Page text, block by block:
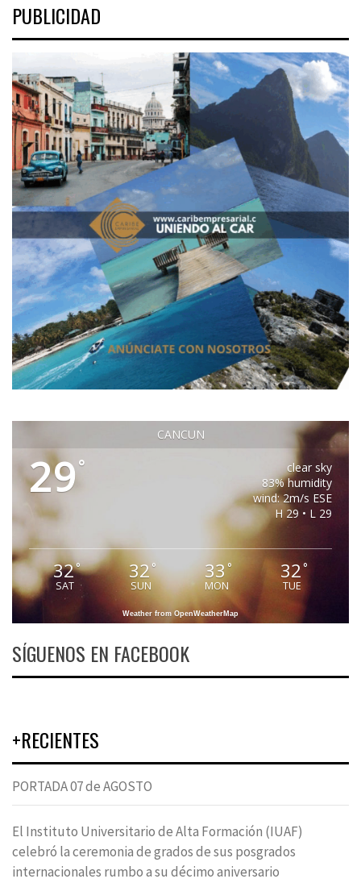
PUBLICIDAD
CANCUN
29°
clear sky
83% humidity
wind: 2m/s ESE
H 29 • L 29
32°
SAT
32°
SUN
33 °
MON
32°
TUE
Weather from OpenWeatherMap
SÍGUENOS EN FACEBOOK
+RECIENTES
PORTADA 07 de AGOSTO
El Instituto Universitario de Alta Formación (IUAF)
celebró la ceremonia de grados de sus posgrados
internacionales rumbo a su décimo aniversario